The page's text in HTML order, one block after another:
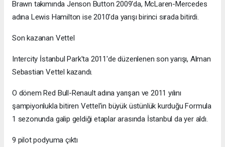
Brawn takımında Jenson Button 2009'da, McLaren-Mercedes
adına Lewis Hamilton ise 2010'da yarışı birinci sırada bitirdi.
Son kazanan Vettel
Intercity İstanbul Park'ta 2011'de düzenlenen son yarışı, Alman
Sebastian Vettel kazandı.
O dönem Red Bull-Renault adına yarışan ve 2011 yılını
şampiyonlukla bitiren Vettel'in büyük üstünlük kurduğu Formula
1 sezonunda galip geldiği etaplar arasında İstanbul da yer aldı.
9 pilot podyuma çıktı